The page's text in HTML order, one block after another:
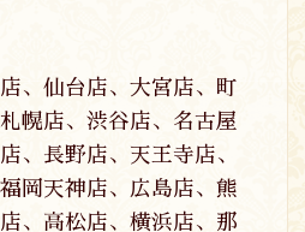
、仙台店、大宮店、町
幌店、渋谷店、名古屋
、長野店、天王寺店、
岡天神店、広島店、熊
、高松店、横浜店、那